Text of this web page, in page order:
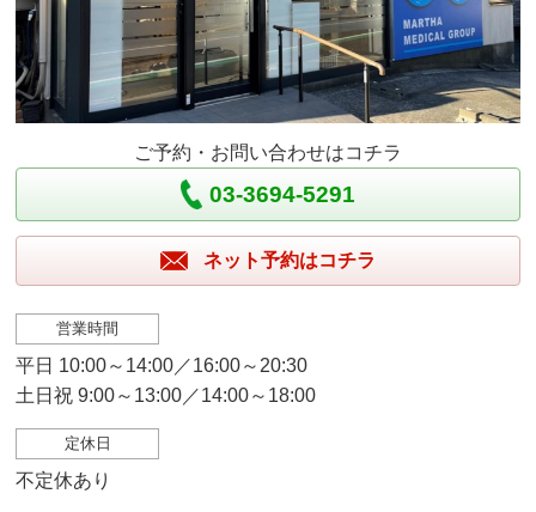
ご予約・お問い合わせはコチラ
03-3694-5291
ネット予約はコチラ
営業時間
平日 10:00～14:00／16:00～20:30
土日祝 9:00～13:00／14:00～18:00
定休日
不定休あり